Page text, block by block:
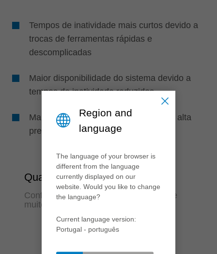
Tempos de inatividade mais curtos devido a
trocas de ferramentas rápidas e
descomplicadas
Maior disponibilidade do sistema devido a
tempos de inatividade reduzidos
Maior vida útil da ferramenta devido à alta
precisão de concentricidade
Qualidade
Confiabilidade do processo ao longo de
muitos anos
Region and
language
The language of your browser is
different from the language
currently displayed on our
website. Would you like to change
the language?
Current language version:
Portugal - português